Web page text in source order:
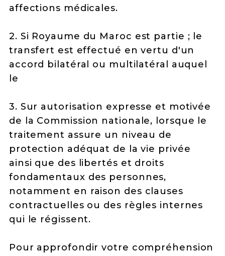
affections médicales.
2. Si Royaume du Maroc est partie ; le
transfert est effectué en vertu d'un
accord bilatéral ou multilatéral auquel
le
3. Sur autorisation expresse et motivée
de la Commission nationale, lorsque le
traitement assure un niveau de
protection adéquat de la vie privée
ainsi que des libertés et droits
fondamentaux des personnes,
notamment en raison des clauses
contractuelles ou des règles internes
qui le régissent.
Pour approfondir votre compréhension